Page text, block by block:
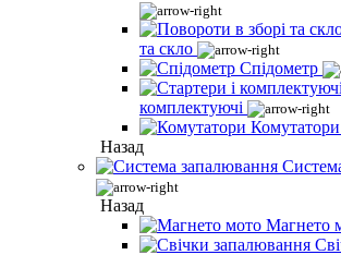
та скло
Спідометр
комплектуючі
Комутатори
Назад
Назад
Магнето